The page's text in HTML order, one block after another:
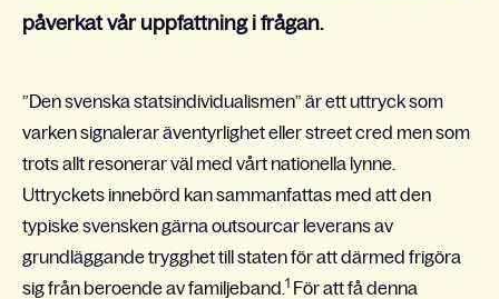
påverkat vår uppfattning i frågan.
”Den svenska statsindividualismen” är ett uttryck som
varken signalerar äventyrlighet eller street cred men som
trots allt resonerar väl med vårt nationella lynne.
Uttryckets innebörd kan sammanfattas med att den
typiske svensken gärna outsourcar leverans av
grundläggande trygghet till staten för att därmed frigöra
sig från beroende av familjeband.1 För att få denna